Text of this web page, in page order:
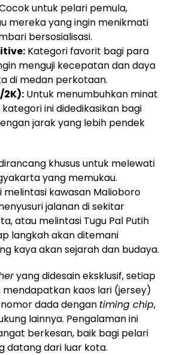
untuk pelari pemula,
mereka yang ingin menikmati
bersosialisasi.
Kategori favorit bagi para
menguji kecepatan dan daya
di medan perkotaan.
2K): Untuk menumbuhkan minat
kategori ini didedikasikan bagi
jarak yang lebih pendek
khusus untuk melewati
yang memukau.
melintasi kawasan Malioboro
jalanan di sekitar
atau melintasi Tugu Pal Putih
langkah akan ditemani
kaya akan sejarah dan budaya.
yang didesain eksklusif, setiap
kaos lari (jersey)
dada dengan timing chip,
lainnya. Pengalaman ini
berkesan, baik bagi pelari
datang dari luar kota.